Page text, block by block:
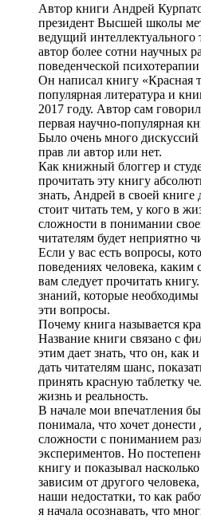
Автор книги Андрей
президент Высшей школы
ведущий
автор более сотни научных
поведенческой
Он написал книгу «Красная
популярная литература и
2017 году. Автор сам
первая научно-популярная
Было очень много
прав ли автор или нет.
Как книжный блоггер и
прочитать эту книгу
знать, Андрей в своей книге
стоит читать тем, у кого в
сложности в понимании
читателям будет неприятно
Если у вас есть вопросы,
поведениях человека, каким
вам следует прочитать
знаний, которые
эти вопросы.
Почему книга называется
Название книги связано с
этим дает знать, что он, как
дать читателям шанс,
принять красную таблетку
жизнь и реальность.
В начале мои впечатления
понимала, что хочет
сложности с пониманием
экспериментов. Но
книгу и показывал
зависим от другого
наши недостатки, то как
я начала осознавать, что